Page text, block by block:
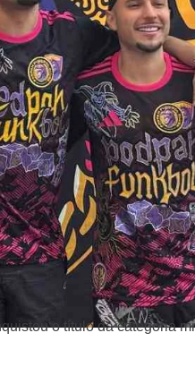
o título da categoria